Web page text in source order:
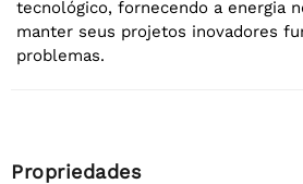
tecnológico, fornecendo a energia
manter seus projetos inovadores
problemas.
Propriedades